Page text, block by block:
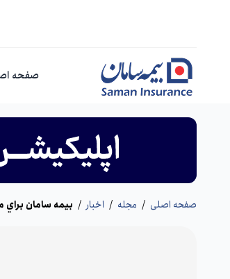
صفحه
صفحه اصلی / مجله / اخبار / بيمه سامان براي